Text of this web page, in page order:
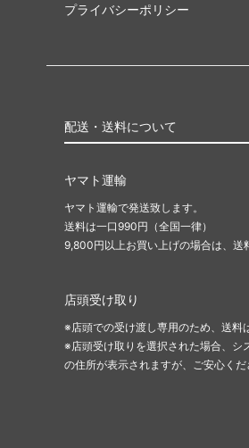
プライバシーポリシー
配送・送料について
ヤマト運輸
ヤマト運輸で発送致します。
送料は一口990円（全国一律）
9,800円以上お買い上げの場合は、送
店頭受け取り
※店頭での受け渡し専用のため、送料
※店頭受け取りを選択された場合、シ
の住所が表示されますが、ご安心くだ